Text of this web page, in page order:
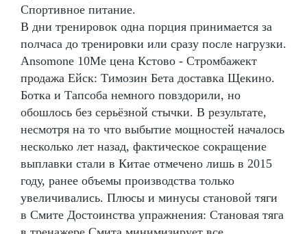
Спортивное питание.
В дни тренировок одна порция принимается за
полчаса до тренировки или сразу после нагрузки.
Ansomone 10Me цена Кстово - Стромбажект
продажа Ейск: Tимозин Бета доставка Щекино.
Ботка и Тапсоба немного повздорили, но
обошлось без серьёзной стычки. В результате,
несмотря на то что выбытие мощностей началось
несколько лет назад, фактическое сокращение
выплавки стали в Китае отмечено лишь в 2015
году, ранее объемы производства только
увеличивались. Плюсы и минусы становой тяги
в Смите Достоинства упражнения: Становая тяга